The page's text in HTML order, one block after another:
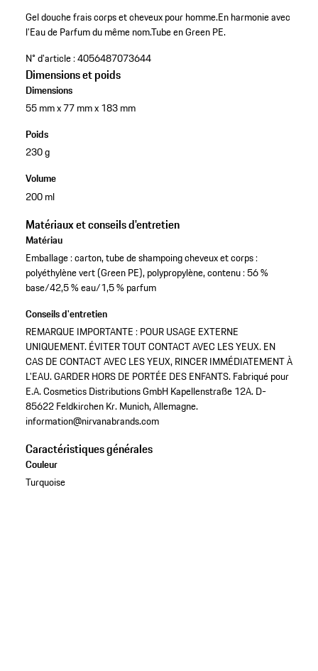
Gel douche frais corps et cheveux pour homme.En harmonie avec
l’Eau de Parfum du même nom.Tube en Green PE.
N° d'article :4056487073644
Dimensions et poids
Dimensions
55 mm x 77 mm x 183 mm
Poids
230 g
Volume
200 ml
Matériaux et conseils d'entretien
Matériau
Emballage : carton, tube de shampoing cheveux et corps :
polyéthylène vert (Green PE), polypropylène, contenu : 56 %
base/42,5 % eau/1,5 % parfum
Conseils d'entretien
REMARQUE IMPORTANTE : POUR USAGE EXTERNE
UNIQUEMENT. ÉVITER TOUT CONTACT AVEC LES YEUX. EN
CAS DE CONTACT AVEC LES YEUX, RINCER IMMÉDIATEMENT À
L'EAU. GARDER HORS DE PORTÉE DES ENFANTS. Fabriqué pour
E.A. Cosmetics Distributions GmbH Kapellenstraße 12A. D-
85622 Feldkirchen Kr. Munich, Allemagne.
information@nirvanabrands.com
Caractéristiques générales
Couleur
Turquoise